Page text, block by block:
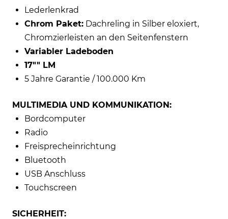
Lederlenkrad
Chrom Paket: Dachreling in Silber eloxiert,
Chromzierleisten an den Seitenfenstern
Variabler Ladeboden
17"" LM
5 Jahre Garantie / 100.000 Km
MULTIMEDIA UND KOMMUNIKATION:
Bordcomputer
Radio
Freisprecheinrichtung
Bluetooth
USB Anschluss
Touchscreen
SICHERHEIT: